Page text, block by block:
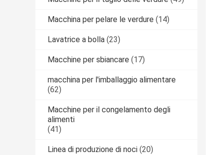
Macchina per pelare le verdure (14)
Lavatrice a bolla (23)
Macchine per sbiancare (17)
macchina per l'imballaggio alimentare
(62)
Macchine per il congelamento degli
alimenti
(41)
Linea di produzione di noci (20)